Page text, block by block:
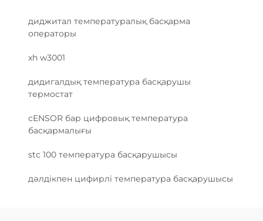
диджитал температуралық басқарма
операторы
xh w3001
дидигалдық температура басқарушы
термостат
сENSOR бар цифровық температура
басқармалығы
stc 100 температура басқарушысы
дәлдікпен цифирлі температура басқарушысы